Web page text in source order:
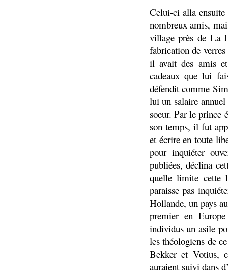
Celui-ci alla ensuite
nombreux amis,
village près de La
fabrication de
il avait des amis
cadeaux que lui
défendit comme
lui un salaire annuel
soeur. Par le prince
son temps, il fut
et écrire en toute
pour inquiéter
publiées, déclina
quelle limite cette
paraisse pas
Hollande, un pays
premier en
individus un asile
les théologiens de
Bekker et Votius,
auraient suivi dans